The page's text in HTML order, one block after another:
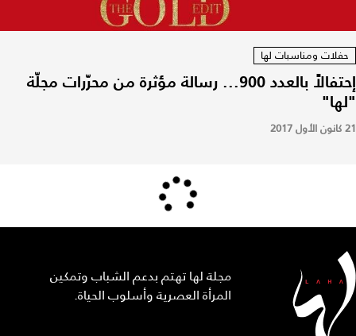
حفلات ومناسبات لها
إحتفالاً بالعدد 900... رسالة مؤثرة من محرّرات مجلّة
"لها"
21 كانون الأول 2017
مجلة لها تهتم بدعم الشباب وتمكين
المرأة العصرية وأسلوب الحياة.